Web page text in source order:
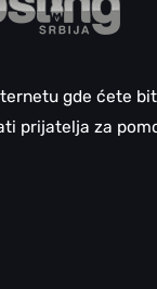
gde ćete
prijatelja za